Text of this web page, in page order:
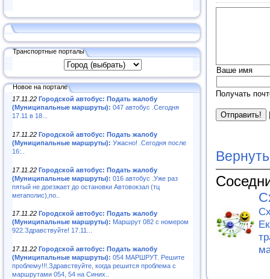
Транспортные порталы
Новое на портале
17.11.22 Городской автобус: Подать жалобу
(Муниципальные маршруты): 047 автобус .Сегодня
17.11 в 18...
17.11.22 Городской автобус: Подать жалобу
(Муниципальные маршруты): Ужасно! .Сегодня после
16:..
17.11.22 Городской автобус: Подать жалобу
(Муниципальные маршруты): 016 автобус .Уже раз
пятый не доезжает до остановки Автовокзал (тц
мегаполис),по..
17.11.22 Городской автобус: Подать жалобу
(Муниципальные маршруты): Маршрут 082 с номером
922.Здравствуйте! 17.11...
17.11.22 Городской автобус: Подать жалобу
(Муниципальные маршруты): 054 МАРШРУТ. Решите
проблему!!!.Здравствуйте, когда решится проблема с
маршрутами 054, 54 на Синих..
Ваше имя
Получать